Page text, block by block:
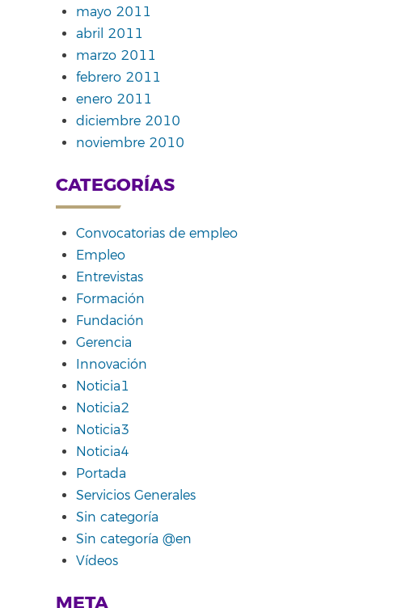
mayo 2011
abril 2011
marzo 2011
febrero 2011
enero 2011
diciembre 2010
noviembre 2010
CATEGORÍAS
Convocatorias de empleo
Empleo
Entrevistas
Formación
Fundación
Gerencia
Innovación
Noticia1
Noticia2
Noticia3
Noticia4
Portada
Servicios Generales
Sin categoría
Sin categoría @en
Vídeos
META